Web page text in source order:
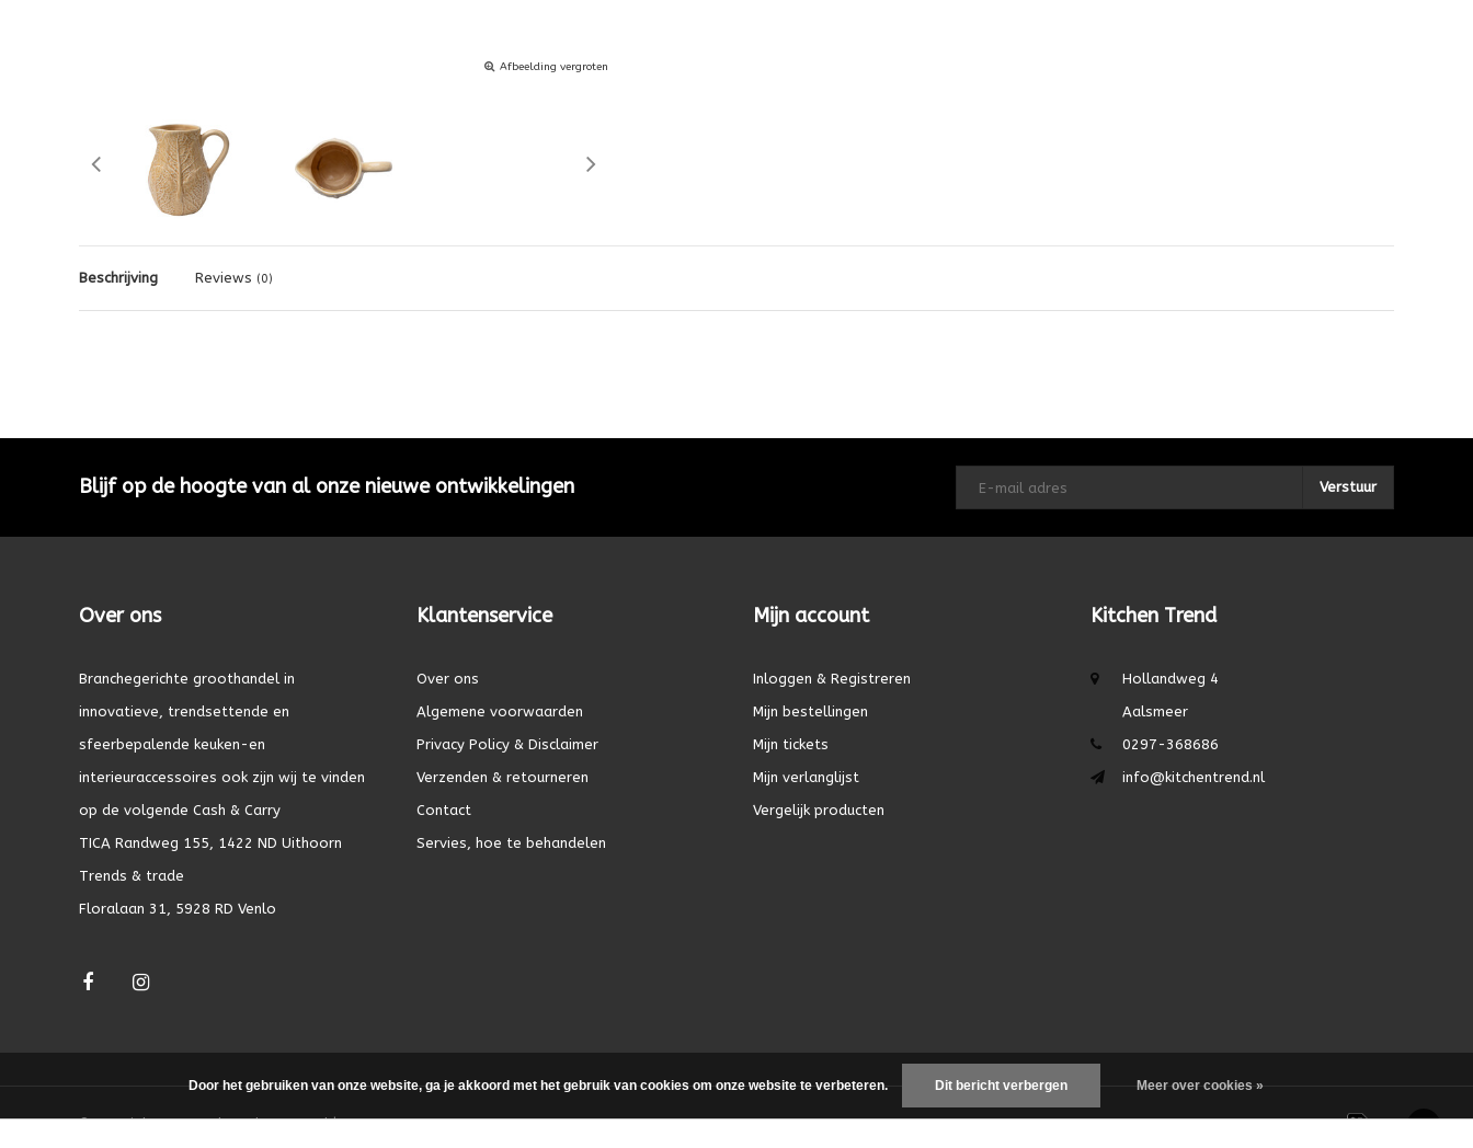
Afbeelding vergroten
Beschrijving Reviews (0)
Blijf op de hoogte van al onze nieuwe ontwikkelingen Verstuur
Over ons
Branchegerichte groothandel in
innovatieve, trendsettende en
sfeerbepalende keuken-en
interieuraccessoires ook zijn wij te vinden
op de volgende Cash & Carry
TICA Randweg 155, 1422 ND Uithoorn
Trends & trade
Floralaan 31, 5928 RD Venlo
Klantenservice
Over ons
Algemene voorwaarden
Privacy Policy & Disclaimer
Verzenden & retourneren
Contact
Servies, hoe te behandelen
Mijn account
Inloggen & Registreren
Mijn bestellingen
Mijn tickets
Mijn verlanglijst
Vergelijk producten
Kitchen Trend
Hollandweg 4
Aalsmeer
0297-368686
info@kitchentrend.nl
© Copyright 2026 - Theme byDMWS.nl|
Door het gebruiken van onze website, ga je akkoord met het gebruik van cookies om onze website te verbeteren. Dit bericht verbergen Meer over cookies »